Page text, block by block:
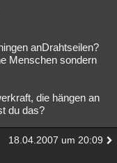
anDrahtseilen?
Menschen sondern
die hängen an
du das?
18.04.2007 um 20:09